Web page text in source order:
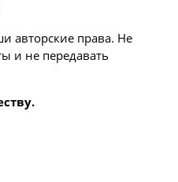
авторские права. Не
и не передавать